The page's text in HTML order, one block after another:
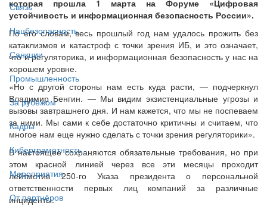
Связь
Нацбезопасность
Санкции
Промышленность
За рубежом
Кадры
Киберграмотность
Мероприятия
От партнёров
которая прошла 1 марта на Форуме «Цифровая
устойчивость и информационная безопасность России».
По его словам, весь прошлый год нам удалось прожить без
катаклизмов и катастроф с точки зрения ИБ, и это означает,
что и регуляторика, и информационная безопасность у нас на
хорошем уровне.
«Но с другой стороны нам есть куда расти, — подчеркнул
Владимир Бенгин. — Мы видим экзистенциальные угрозы и
вызовы завтрашнего дня. И нам кажется, что мы не поспеваем
за ними. Мы сами к себе достаточно критичны и считаем, что
многое нам еще нужно сделать с точки зрения регуляторики».
В настоящее сохраняются обязательные требования, но при
этом красной линией через все эти месяцы проходит
лейтмотив 250-го Указа президента о персональной
ответственности первых лиц компаний за различные
инциденты.